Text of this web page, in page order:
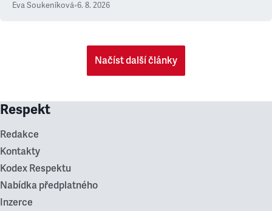
Eva Soukeníková•6. 8. 2026
Načíst další články
Respekt
Redakce
Kontakty
Kodex Respektu
Nabídka předplatného
Inzerce